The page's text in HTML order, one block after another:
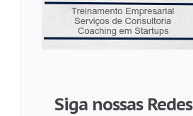
Siga nossas Redes